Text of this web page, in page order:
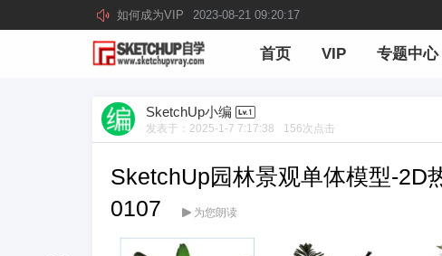
如何成为VIP 2023-08-21 09:20:17
首页 VIP 专题中心
SketchUp小编
发表于： 2025-1-7 7:17:38 156次点击
SketchUp园林景观单体模型-2D
0107
为您朗读